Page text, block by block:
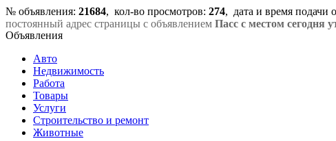
№ объявления: 21684, кол-во просмотров: 274, дата и время подачи
постоянный адрес страницы с объявлением Пасс с местом сегодня
Объявления
Авто
Недвижимость
Работа
Товары
Услуги
Строительство и ремонт
Животные